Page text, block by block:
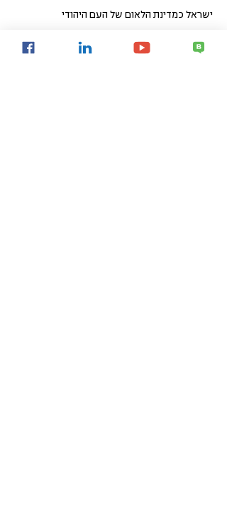
ישראל כמדינת הלאום של העם היהודי
ישראלים בתפוצות